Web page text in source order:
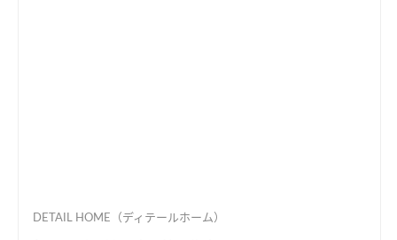
DETAIL HOME（ディテールホーム）